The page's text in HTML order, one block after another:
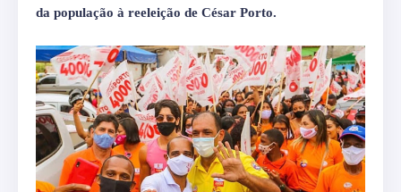
da população à reeleição de César Porto.